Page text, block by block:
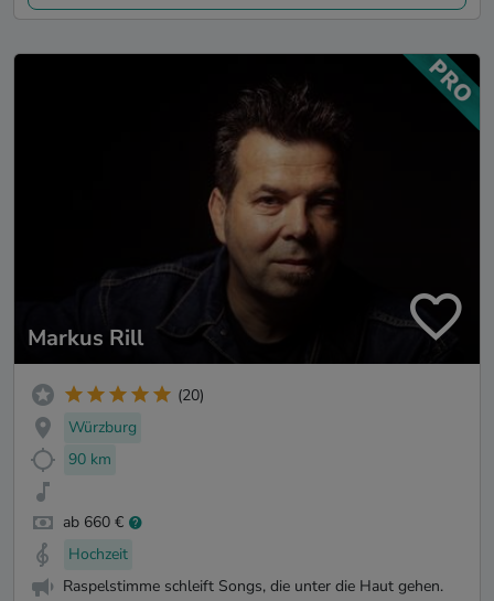
Markus Rill
(20)
Würzburg
90 km
ab 660 €
Hochzeit
Raspelstimme schleift Songs, die unter die Haut gehen.